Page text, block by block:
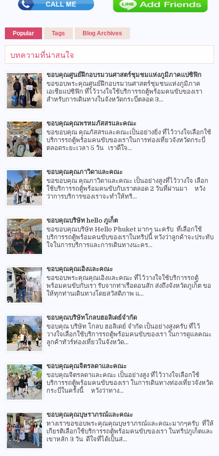
Popular Tags Blog Archives
บทความที่น่าสนใจ
ขอบคุณศูนย์ฝึกอบรมวนศาสตร์ชุมชมแห่งภูมิภาคแปซิฟิก
ขอขอบพระคุณศูนย์ฝึกอบรมวนศาสตร์ชุมชนแห่งภูมิภาค
เอเชียแปซิฟิก ที่ไว้วางใจใช้บริการรถตู้พร้อมคนขับของเรา
สำหรับการเดินทางในจังหวัดกระบี่ตลอด 3...
ขอบคุณคุณพรหมภัสสรและคณะ
ขอขอบคุณ คุณภัสสรและคณะเป็นอย่างยิ่ง ที่ไว้วางใจเลือกใช้
บริการรถตู้พร้อมคนขับของเราในการท่องเที่ยวจังหวัดกระบี่
ตลอดระยะเวลา 5 วัน เราดีใจ...
ขอบคุณคุณภาวิดาและคณะ
ขอขอบคุณ คุณภาวิดาและคณะ เป็นอย่างสูงที่ไว้วางใจ เลือก
ใช้บริการรถตู้พร้อมคนขับกับเราตลอด 2 วันที่ผ่านมา หวัง
ว่าการบริการของเราจะทำให้ทริ...
ขอบคุณบริษัท hello ภูเก็ต
ขอขอบคุณบริษัท Hello Phuket มากๆ นะครับ ที่เลือกใช้
บริการรถตู้พร้อมคนขับของเราในทริปนี้ หวังว่าลูกค้าจะประทับ
ใจในการบริการและการเดินทางนะคร...
ขอบคุณคุณเอิงและคณะ
ขอขอบพระคุณคุณเอิงและคณะ ที่ไว้วางใจใช้บริการรถตู้
พร้อมคนขับกับเรา รับจากท่าเรือดอนสัก ส่งถึงจังหวัดภูเก็ต ขอ
ให้ทุกท่านเดินทางโดยสวัสดิภาพ แ...
ขอบคุณบริษัทโกลบฮอลิเดย์จำกัด
ขอบคุณ บริษัท โกลบ ฮอลิเดย์ จำกัด เป็นอย่างสูงครับ ที่ไว้
วางใจเลือกใช้บริการรถตู้พร้อมคนขับของเรา ในการดูแลคณะ
ลูกค้าทัวร์ท่องเที่ยวในจังหวัด...
ขอบคุณคุณจิตรลดาและคณะ
ขอบคุณจิตรลดาและคณะ เป็นอย่างสูง ที่ไว้วางใจเลือกใช้
บริการรถตู้พร้อมคนขับของเรา ในการเดินทางท่องเที่ยวจังหวัด
กระบี่ในครั้งนี้ หวังว่าทาง...
ขอบคุณคุณบุษราภรณ์และคณะ
ทางเราขอขอบพระคุณคุณบุษราภรณ์และคณะมากๆครับ ที่ให้
เกียรติเลือกใช้บริการรถตู้พร้อมคนขับของเรา ในทริปภูเก็ตและ
เขาหลัก 3 วัน ดีใจที่ได้เป็นส่...